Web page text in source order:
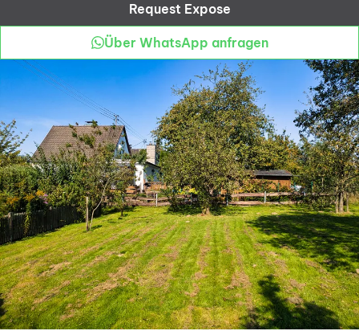
Request Expose
Über WhatsApp anfragen